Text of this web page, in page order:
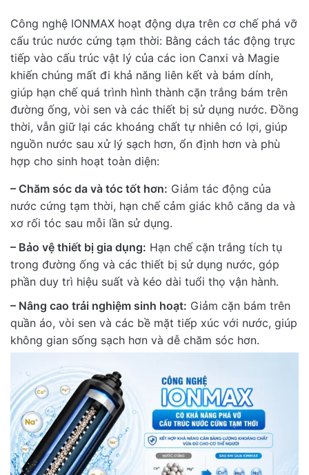
Công nghệ IONMAX hoạt động dựa trên cơ chế phá vỡ
cấu trúc nước cứng tạm thời: Bằng cách tác động trực
tiếp vào cấu trúc vật lý của các ion Canxi và Magie
khiến chúng mất đi khả năng liên kết và bám dính,
giúp hạn chế quá trình hình thành cặn trắng bám trên
đường ống, vòi sen và các thiết bị sử dụng nước. Đồng
thời, vẫn giữ lại các khoáng chất tự nhiên có lợi, giúp
nguồn nước sau xử lý sạch hơn, ổn định hơn và phù
hợp cho sinh hoạt toàn diện:
– Chăm sóc da và tóc tốt hơn: Giảm tác động của
nước cứng tạm thời, hạn chế cảm giác khô căng da và
xơ rối tóc sau mỗi lần sử dụng.
– Bảo vệ thiết bị gia dụng: Hạn chế cặn trắng tích tụ
trong đường ống và các thiết bị sử dụng nước, góp
phần duy trì hiệu suất và kéo dài tuổi thọ vận hành.
– Nâng cao trải nghiệm sinh hoạt: Giảm cặn bám trên
quần áo, vòi sen và các bề mặt tiếp xúc với nước, giúp
không gian sống sạch hơn và dễ chăm sóc hơn.